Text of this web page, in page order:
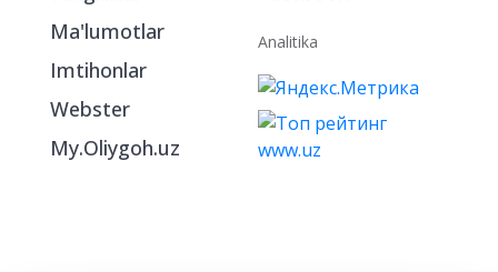
Ma'lumotlar
Imtihonlar
Webster
My.Oliygoh.uz
Analitika